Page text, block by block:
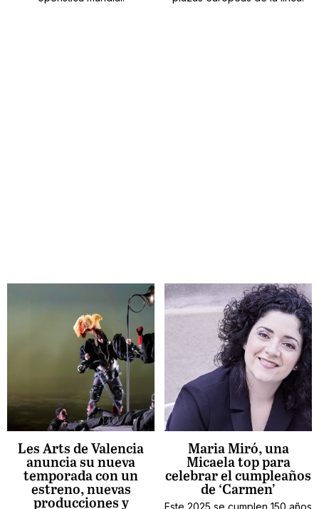
Les Arts de Valencia
anuncia su nueva
temporada con un
estreno, nuevas
producciones y
Maria Miró, una
Micaela top para
celebrar el cumpleaños
de ‘Carmen’
Este 2025 se cumplen 150 años